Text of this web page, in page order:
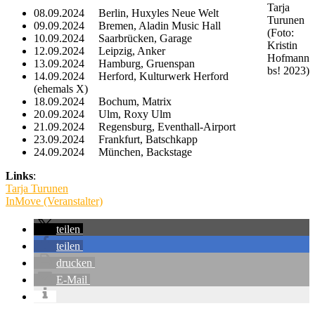
Tarja
Turunen
(Foto:
Kristin
Hofmann
bs! 2023)
08.09.2024 Berlin, Huxyles Neue Welt
09.09.2024 Bremen, Aladin Music Hall
10.09.2024 Saarbrücken, Garage
12.09.2024 Leipzig, Anker
13.09.2024 Hamburg, Gruenspan
14.09.2024 Herford, Kulturwerk Herford
(ehemals X)
18.09.2024 Bochum, Matrix
20.09.2024 Ulm, Roxy Ulm
21.09.2024 Regensburg, Eventhall-Airport
23.09.2024 Frankfurt, Batschkapp
24.09.2024 München, Backstage
Links:
Tarja Turunen
InMove (Veranstalter)
teilen
teilen
drucken
E-Mail